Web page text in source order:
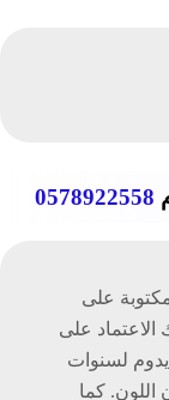
0578922558
على
على
لسنوات
اللون. كما